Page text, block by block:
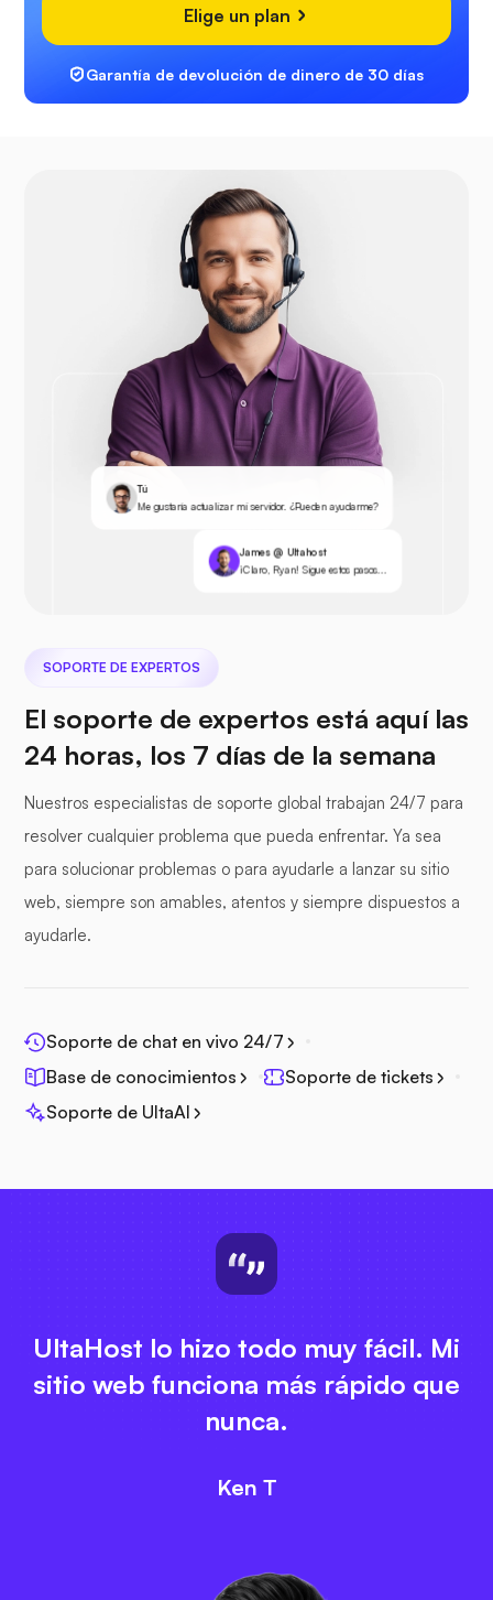
Elige un plan
Garantía de devolución de dinero de 30 días
Tú
Me gustaría actualizar mi servidor. ¿Pueden ayudarme?
James @ Ultahost
¡Claro, Ryan! Sigue estos pasos...
SOPORTE DE EXPERTOS
El soporte de expertos está aquí las
24 horas, los 7 días de la semana
Nuestros especialistas de soporte global trabajan 24/7 para
resolver cualquier problema que pueda enfrentar. Ya sea
para solucionar problemas o para ayudarle a lanzar su sitio
web, siempre son amables, atentos y siempre dispuestos a
ayudarle.
Soporte de chat en vivo 24/7
Base de conocimientos
Soporte de tickets
Soporte de UltaAI
UltaHost lo hizo todo muy fácil. Mi
sitio web funciona más rápido que
nunca.
Ken T